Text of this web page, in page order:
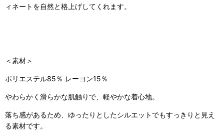
ィネートを自然と格上げしてくれます。
＜素材＞
ポリエステル85％ レーヨン15％
やわらかく滑らかな肌触りで、軽やかな着心地。
落ち感があるため、ゆったりとしたシルエットでもすっきりと見え
る素材です。